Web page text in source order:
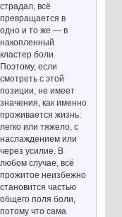
страдал, всё
превращается в
одно и то же — в
накопленный
кластер боли.
Поэтому, если
смотреть с этой
позиции, не имеет
значения, как именно
проживается жизнь:
легко или тяжело, с
наслаждением или
через усилие. В
любом случае, всё
прожитое неизбежно
становится частью
общего поля боли,
потому что сама